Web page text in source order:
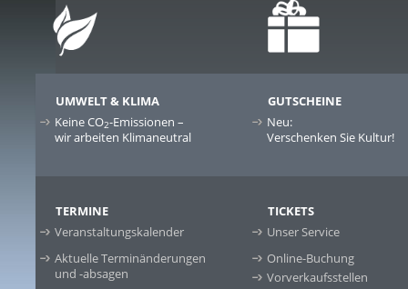
UMWELT & KLIMA
Keine CO2-Emissionen –
wir arbeiten Klimaneutral
GUTSCHEINE
Neu:
Verschenken Sie Kultur!
TERMINE
Veranstaltungskalender
Aktuelle Terminänderungen
und -absagen
TICKETS
Unser Service
Online-Buchung
Vorverkaufsstellen